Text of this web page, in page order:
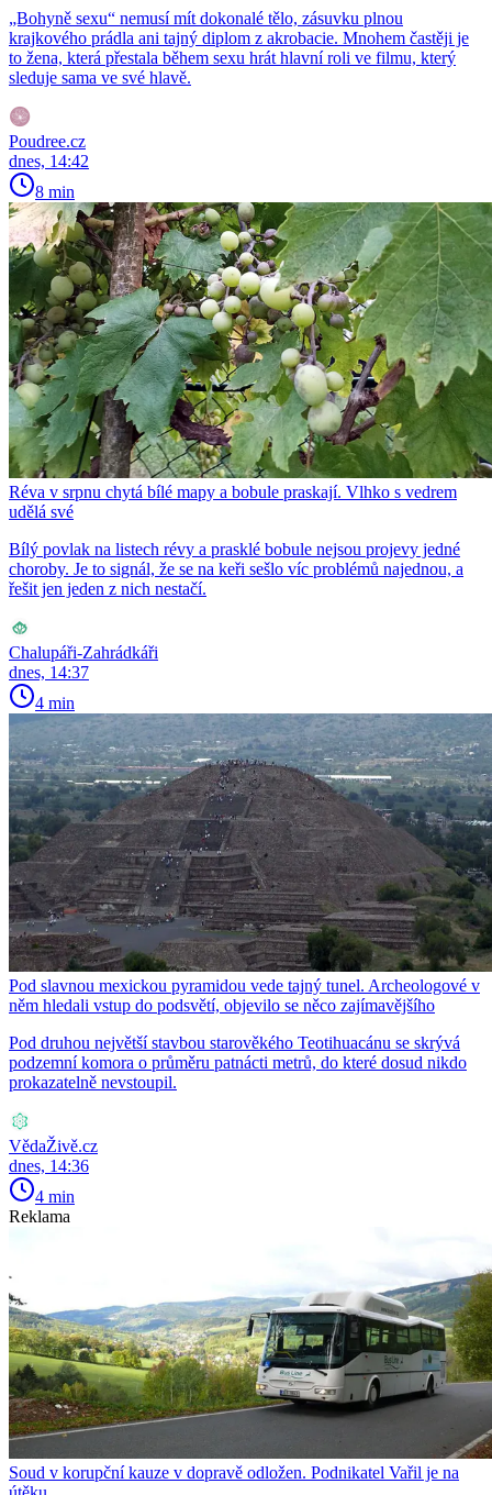
„Bohyně sexu“ nemusí mít dokonalé tělo, zásuvku plnou
krajkového prádla ani tajný diplom z akrobacie. Mnohem častěji je
to žena, která přestala během sexu hrát hlavní roli ve filmu, který
sleduje sama ve své hlavě.
Poudree.cz
dnes, 14:42
8 min
Réva v srpnu chytá bílé mapy a bobule praskají. Vlhko s vedrem
udělá své
Bílý povlak na listech révy a prasklé bobule nejsou projevy jedné
choroby. Je to signál, že se na keři sešlo víc problémů najednou, a
řešit jen jeden z nich nestačí.
Chalupáři-Zahrádkáři
dnes, 14:37
4 min
Pod slavnou mexickou pyramidou vede tajný tunel. Archeologové v
něm hledali vstup do podsvětí, objevilo se něco zajímavějšího
Pod druhou největší stavbou starověkého Teotihuacánu se skrývá
podzemní komora o průměru patnácti metrů, do které dosud nikdo
prokazatelně nevstoupil.
VědaŽivě.cz
dnes, 14:36
4 min
Reklama
Soud v korupční kauze v dopravě odložen. Podnikatel Vařil je na